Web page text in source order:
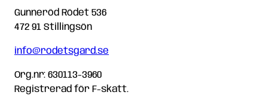
Gunneröd Rödet 536
472 91 Stillingsön
info@rodetsgard.se
Org.nr: 630113-3960
Registrerad för F-skatt.